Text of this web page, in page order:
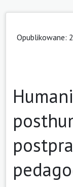
Opublikowane: